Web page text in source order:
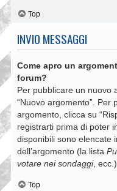
Top
INVIO MESSAGGI
Come apro un
forum?
Per pubblicare un nuovo
“Nuovo argomento”. Per
argomento, clicca su
registrarti prima di poter
disponibili sono elencate
dell’argomento (la lista
votare nei sondaggi, ecc.).
Top